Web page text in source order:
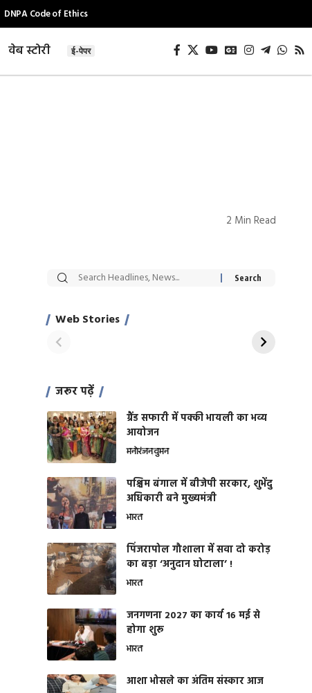
DNPA Code of Ethics
वेब स्टोरी ई-पेपर
2 Min Read
Web Stories
सट्टेबाजी में अरेस्ट हुए
साहिल खान
रोज एक कच्चे लहसुन
जरूर पढ़ें
ग्रैंड सफारी में पक्की भायली का भव्य
आयोजन
मनोरंजनवुमन
पश्चिम बंगाल में बीजेपी सरकार, शुभेंदु
अधिकारी बने मुख्यमंत्री
भारत
​पिंजरापोल गौशाला में सवा दो करोड़
का बड़ा ‘अनुदान घोटाला’ !
भारत
जनगणना 2027 का कार्य 16 मई से
होगा शुरू
भारत
आशा भोसले का अंतिम संस्कार आज